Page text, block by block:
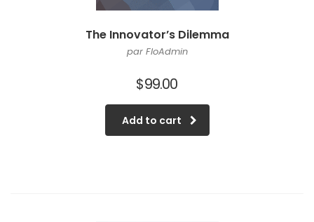
The Innovator’s Dilemma
par FloAdmin
$99.00
Add to cart